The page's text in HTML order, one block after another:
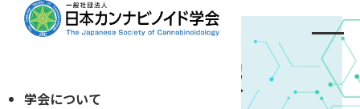
会員情報
学会について